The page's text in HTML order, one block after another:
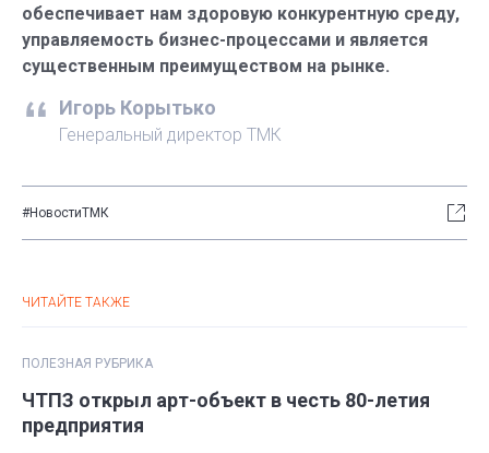
обеспечивает нам здоровую конкурентную среду,
управляемость бизнес-процессами и является
существенным преимуществом на рынке.
Игорь Корытько
Генеральный директор ТМК
#НовостиТМК
ЧИТАЙТЕ ТАКЖЕ
ПОЛЕЗНАЯ РУБРИКА
ЧТПЗ открыл арт-объект в честь 80-летия
предприятия